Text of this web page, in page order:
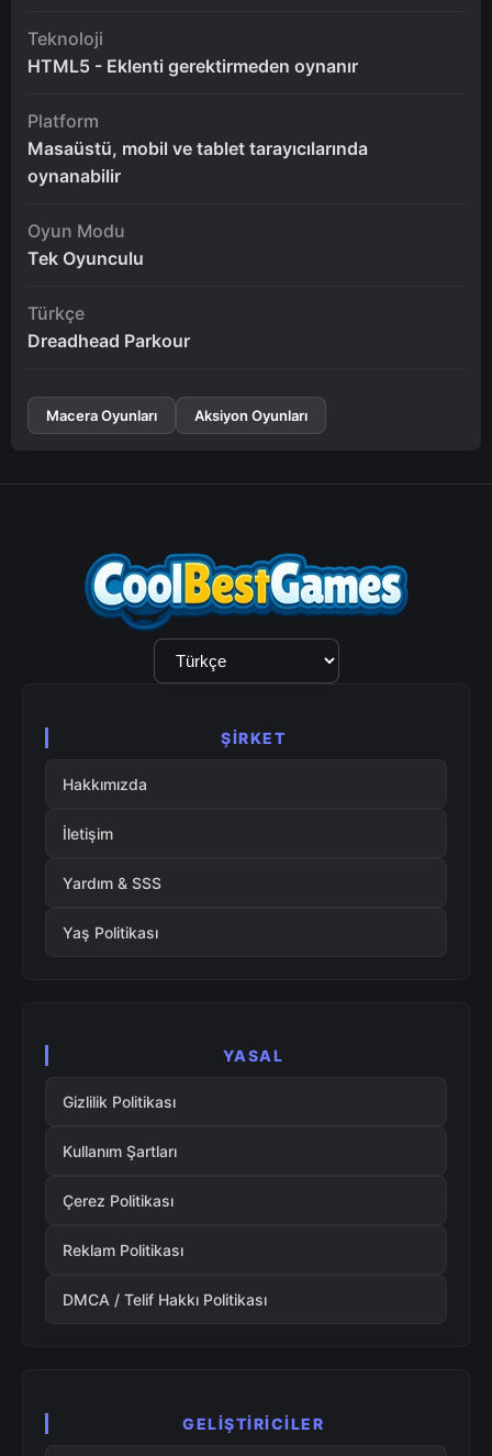
Teknoloji
HTML5 - Eklenti gerektirmeden oynanır
Platform
Masaüstü, mobil ve tablet tarayıcılarında
oynanabilir
Oyun Modu
Tek Oyunculu
Türkçe
Dreadhead Parkour
Macera Oyunları Aksiyon Oyunları
Dil
Seçimi
ŞIRKET
Hakkımızda
İletişim
Yardım & SSS
Yaş Politikası
YASAL
Gizlilik Politikası
Kullanım Şartları
Çerez Politikası
Reklam Politikası
DMCA / Telif Hakkı Politikası
GELIŞTIRICILER